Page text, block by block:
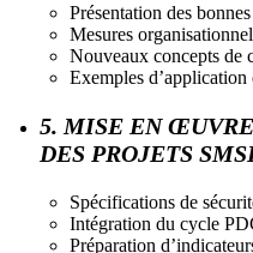
Présentation des
Mesures
Nouveaux concepts de
Exemples d’application
5. MISE EN
DES PROJETS
Spécifications de
Intégration du cycle
Préparation